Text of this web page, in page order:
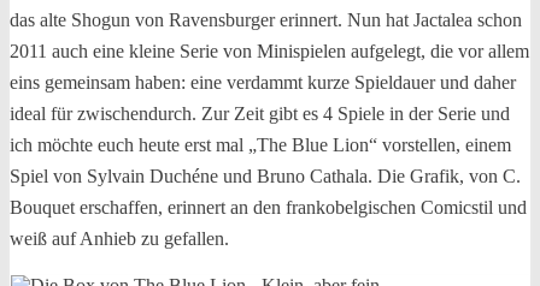
das alte Shogun von Ravensburger erinnert. Nun hat Jactalea schon
2011 auch eine kleine Serie von Minispielen aufgelegt, die vor allem
eins gemeinsam haben: eine verdammt kurze Spieldauer und daher
ideal für zwischendurch. Zur Zeit gibt es 4 Spiele in der Serie und
ich möchte euch heute erst mal „The Blue Lion“ vorstellen, einem
Spiel von Sylvain Duchéne und Bruno Cathala. Die Grafik, von C.
Bouquet erschaffen, erinnert an den frankobelgischen Comicstil und
weiß auf Anhieb zu gefallen.